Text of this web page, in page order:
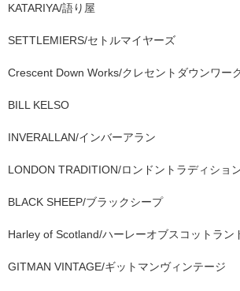
KATARIYA/語り屋
SETTLEMIERS/セトルマイヤーズ
Crescent Down Works/クレセントダウンワー
BILL KELSO
INVERALLAN/インバーアラン
LONDON TRADITION/ロンドントラディショ
BLACK SHEEP/ブラックシープ
Harley of Scotland/ハーレーオブスコットラン
GITMAN VINTAGE/ギットマンヴィンテージ